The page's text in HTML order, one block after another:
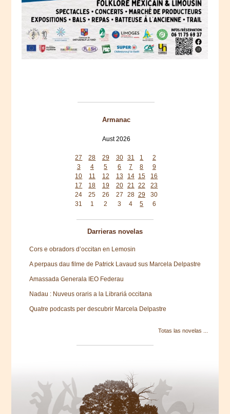
Armanac
Aust 2026
27
28 29 30 31 1
2
3
4 5 6 7 8
9
10
11 12 13 14 15
16
17
18 19 20 21 22
23
24
25 26 27 28 29
30
31
1 2 3 4 5 6
Darrieras novelas
Cors e obradors d’occitan en Lemosin
A perpaus dau filme de Patrick Lavaud sus Marcela Delpastre
Amassada Generala IEO Federau
Nadau : Nuveus oraris a la Librariá occitana
Quatre podcasts per descubrir Marcela Delpastre
Totas las novelas ...